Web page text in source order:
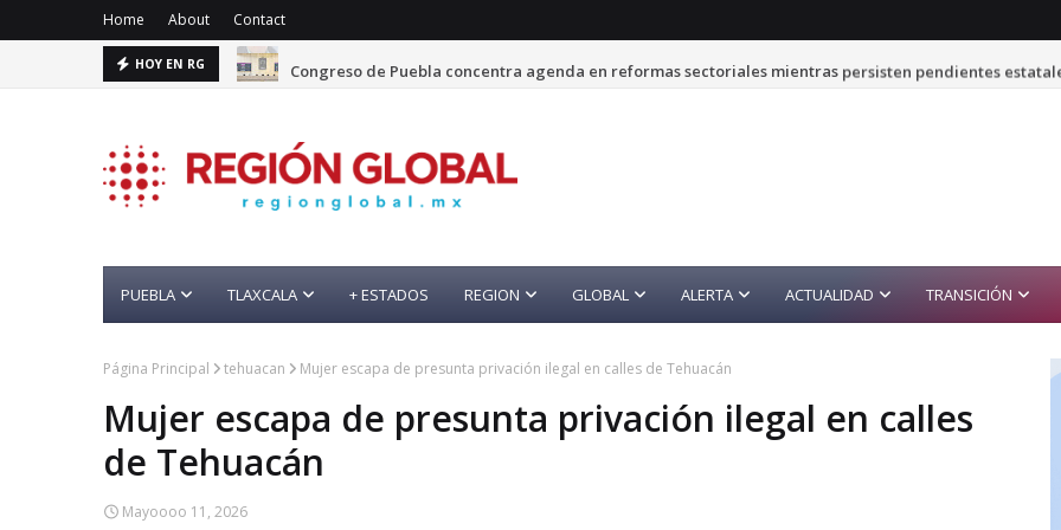
Home About Contact
HOY EN RG Congreso de Puebla concentra agenda en reformas sectoriales mientras persisten pendientes
PUEBLA TLAXCALA + ESTADOS REGION GLOBAL ALERTA ACTUALIDAD TRANSICIÓN
Página Principal tehuacan Mujer escapa de presunta privación ilegal en calles de Tehuacán
Mujer escapa de presunta privación ilegal en calles
de Tehuacán
Mayoooo 11, 2026